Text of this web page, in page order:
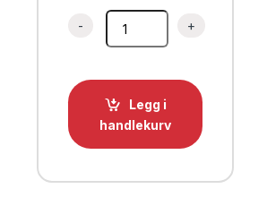
Pizzapanne Ø30 cm –
Legg i
handlekurv